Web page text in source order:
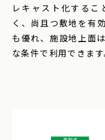
レキャスト化するこ
く、尚且つ敷地を有
も優れ、施設地上面
な条件で利用できます